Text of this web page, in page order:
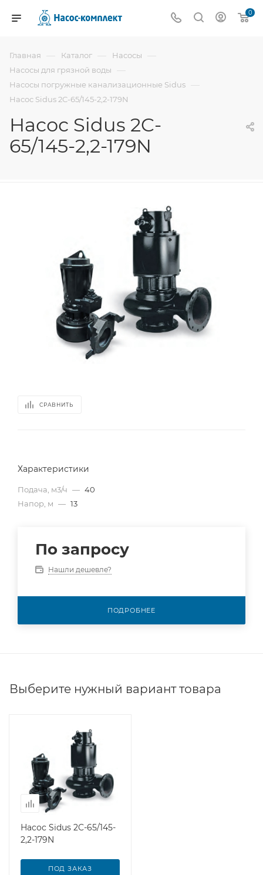
0
Главная — Каталог — Насосы —
Насосы для грязной воды —
Насосы погружные канализационные Sidus —
Насос Sidus 2C-65/145-2,2-179N
Насос Sidus 2C-
65/145-2,2-179N
СРАВНИТЬ
Характеристики
Подача, м3/ч — 40
Напор, м — 13
По запросу
Нашли дешевле?
ПОДРОБНЕЕ
Выберите нужный вариант товара
Насос Sidus 2C-65/145-
2,2-179N
ПОД ЗАКАЗ